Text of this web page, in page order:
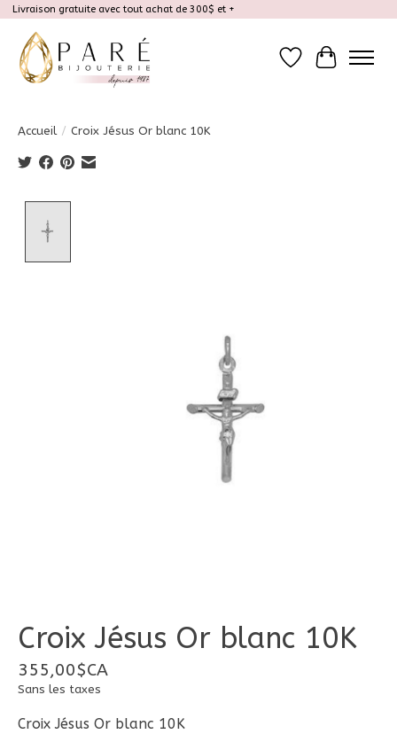
Livraison gratuite avec tout achat de 300$ et +
Liste dePanier
Accueil / Croix Jésus Or blanc 10K
Croix Jésus Or blanc 10K
355,00$CA
Sans les taxes
Croix Jésus Or blanc 10K